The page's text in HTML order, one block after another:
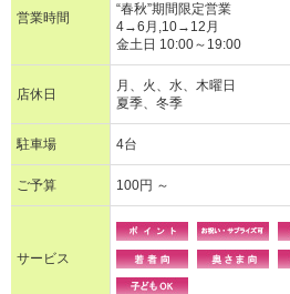
営業時間
“春秋”期間限定営業
4→6月,10→12月
金土日 10:00～19:00
店休日
月、火、水、木曜日
夏季、冬季
駐車場 4台
ご予算 100円 ～
サービス